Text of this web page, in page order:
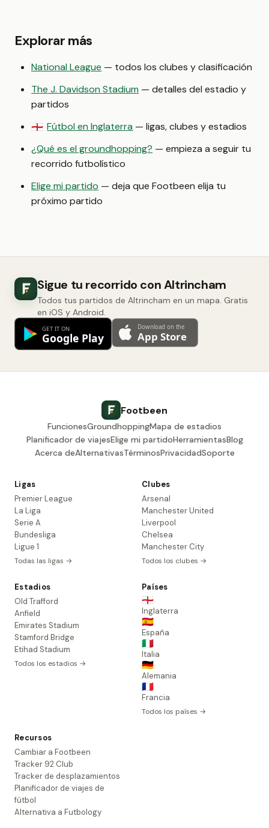
Explorar más
National League — todos los clubes y clasificación
The J. Davidson Stadium — detalles del estadio y
partidos
🏴󠁧󠁢󠁥󠁮󠁧󠁿 Fútbol en Inglaterra — ligas, clubes y estadios
¿Qué es el groundhopping? — empieza a seguir tu
recorrido futbolístico
Elige mi partido — deja que Footbeen elija tu
próximo partido
Sigue tu recorrido con Altrincham
Todos tus partidos de Altrincham en un mapa. Gratis
en iOS y Android.
Footbeen
FuncionesGroundhoppingMapa de estadios
Planificador de viajesElige mi partidoHerramientasBlog
Acerca deAlternativasTérminosPrivacidadSoporte
Ligas
Premier League
La Liga
Serie A
Bundesliga
Ligue 1
Todas las ligas →
Clubes
Arsenal
Manchester United
Liverpool
Chelsea
Manchester City
Todos los clubes →
Estadios
Old Trafford
Anfield
Emirates Stadium
Stamford Bridge
Etihad Stadium
Todos los estadios →
Países
🏴󠁧󠁢󠁥󠁮󠁧󠁿
Inglaterra
🇪🇸
España
🇮🇹
Italia
🇩🇪
Alemania
🇫🇷
Francia
Todos los países →
Recursos
Cambiar a Footbeen
Tracker 92 Club
Tracker de desplazamientos
Planificador de viajes de
fútbol
Alternativa a Futbology